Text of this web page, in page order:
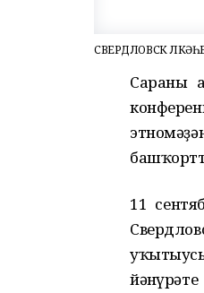
СВЕРДЛОВСК
Сараны
11